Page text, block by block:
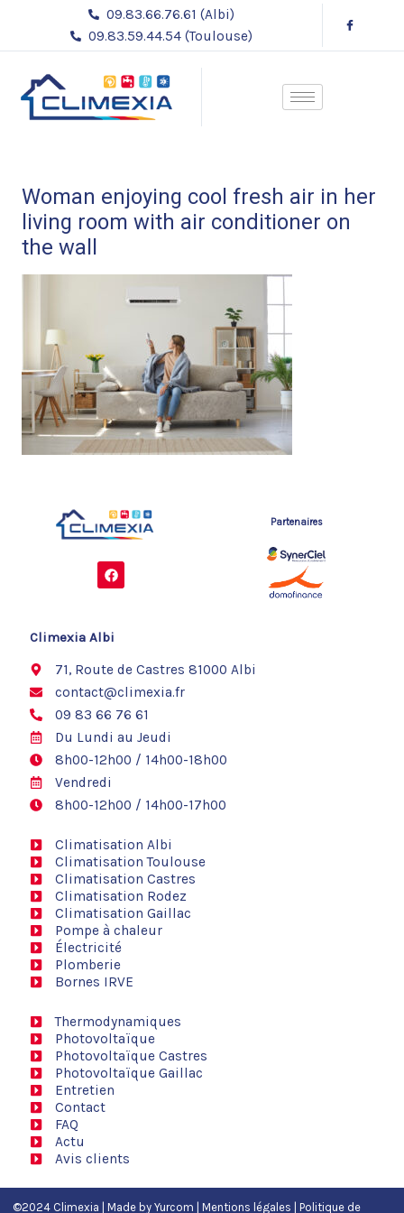
contenu
09.83.66.76.61 (Albi)
09.83.59.44.54 (Toulouse)
Woman enjoying cool fresh air in her
living room with air conditioner on
the wall
F
a
c
o
Partenaires
Climexia Albi
71, Route de Castres 81000 Albi
contact@climexia.fr
09 83 66 76 61
Du Lundi au Jeudi
8h00-12h00 / 14h00-18h00
Vendredi
8h00-12h00 / 14h00-17h00
Climatisation Albi
Climatisation Toulouse
Climatisation Castres
Climatisation Rodez
Climatisation Gaillac
Pompe à chaleur
Électricité
Plomberie
Bornes IRVE
Thermodynamiques
Photovoltaïque
Photovoltaïque Castres
Photovoltaïque Gaillac
Entretien
Contact
FAQ
Actu
Avis clients
©2024 Climexia | Made byYurcom Mentions légales Politique de